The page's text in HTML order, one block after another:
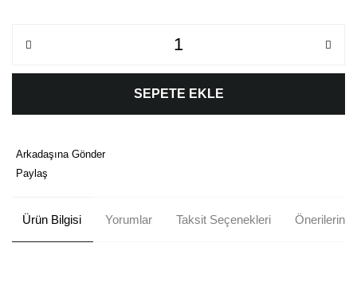
SEPETE EKLE
Arkadaşına Gönder
Paylaş
Ürün Bilgisi Yorumlar Taksit Seçenekleri Önerileriniz